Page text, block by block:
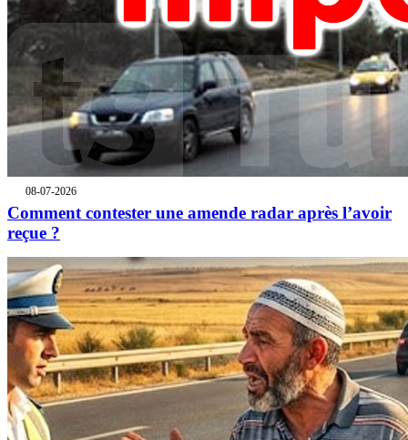
08-07-2026
Comment contester une amende radar après l’avoir
reçue ?